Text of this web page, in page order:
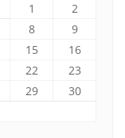
1
2
8
9
15
16
22
23
29
30